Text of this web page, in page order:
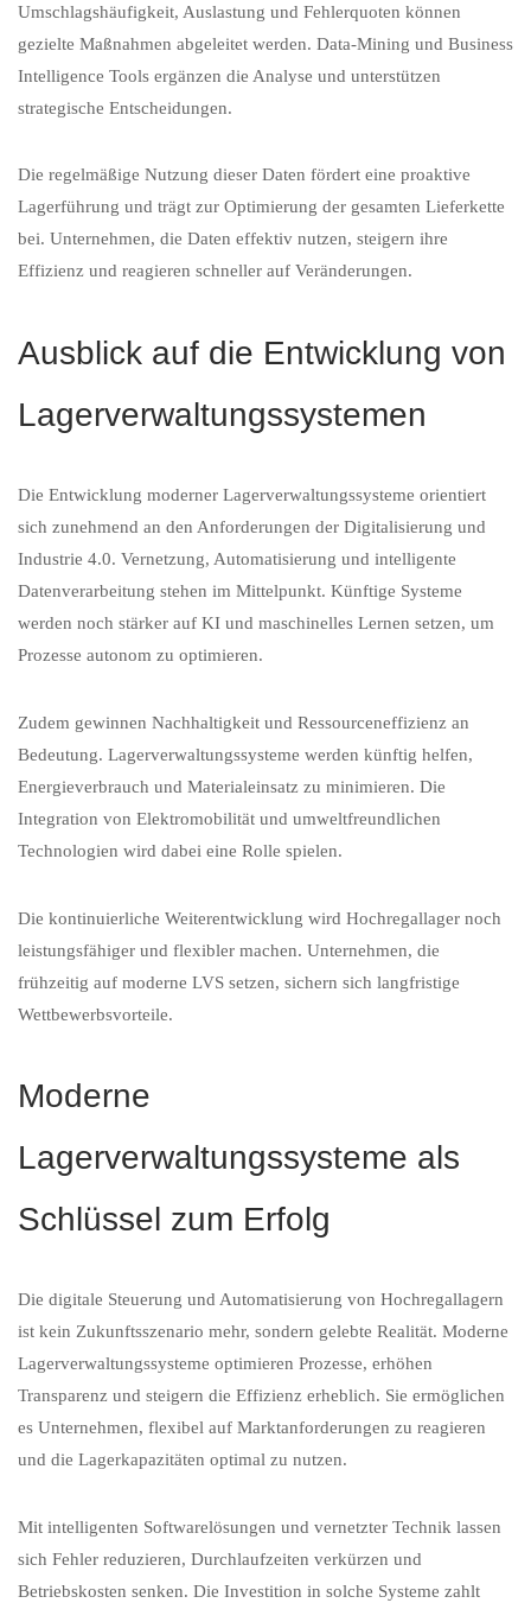
Umschlagshäufigkeit, Auslastung und Fehlerquoten können
gezielte Maßnahmen abgeleitet werden. Data-Mining und Business
Intelligence Tools ergänzen die Analyse und unterstützen
strategische Entscheidungen.
Die regelmäßige Nutzung dieser Daten fördert eine proaktive
Lagerführung und trägt zur Optimierung der gesamten Lieferkette
bei. Unternehmen, die Daten effektiv nutzen, steigern ihre
Effizienz und reagieren schneller auf Veränderungen.
Ausblick auf die Entwicklung von
Lagerverwaltungssystemen
Die Entwicklung moderner Lagerverwaltungssysteme orientiert
sich zunehmend an den Anforderungen der Digitalisierung und
Industrie 4.0. Vernetzung, Automatisierung und intelligente
Datenverarbeitung stehen im Mittelpunkt. Künftige Systeme
werden noch stärker auf KI und maschinelles Lernen setzen, um
Prozesse autonom zu optimieren.
Zudem gewinnen Nachhaltigkeit und Ressourceneffizienz an
Bedeutung. Lagerverwaltungssysteme werden künftig helfen,
Energieverbrauch und Materialeinsatz zu minimieren. Die
Integration von Elektromobilität und umweltfreundlichen
Technologien wird dabei eine Rolle spielen.
Die kontinuierliche Weiterentwicklung wird Hochregallager noch
leistungsfähiger und flexibler machen. Unternehmen, die
frühzeitig auf moderne LVS setzen, sichern sich langfristige
Wettbewerbsvorteile.
Moderne
Lagerverwaltungssysteme als
Schlüssel zum Erfolg
Die digitale Steuerung und Automatisierung von Hochregallagern
ist kein Zukunftsszenario mehr, sondern gelebte Realität. Moderne
Lagerverwaltungssysteme optimieren Prozesse, erhöhen
Transparenz und steigern die Effizienz erheblich. Sie ermöglichen
es Unternehmen, flexibel auf Marktanforderungen zu reagieren
und die Lagerkapazitäten optimal zu nutzen.
Mit intelligenten Softwarelösungen und vernetzter Technik lassen
sich Fehler reduzieren, Durchlaufzeiten verkürzen und
Betriebskosten senken. Die Investition in solche Systeme zahlt